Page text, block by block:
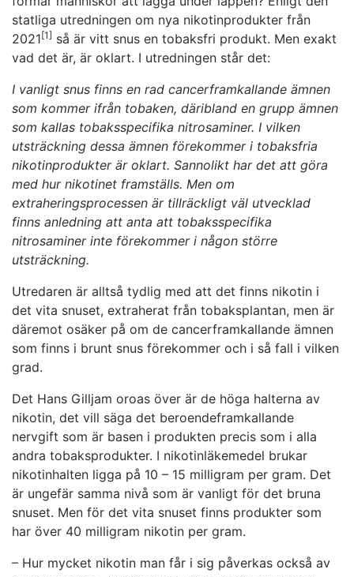
statliga utredningen om nya nikotinprodukter från
2021[1] så är vitt snus en tobaksfri produkt. Men exakt
vad det är, är oklart. I utredningen står det:
I vanligt snus finns en rad cancerframkallande ämnen
som kommer ifrån tobaken, däribland en grupp ämnen
som kallas tobaksspecifika nitrosaminer. I vilken
utsträckning dessa ämnen förekommer i tobaksfria
nikotinprodukter är oklart. Sannolikt har det att göra
med hur nikotinet framställs. Men om
extraheringsprocessen är tillräckligt väl utvecklad
finns anledning att anta att tobaksspecifika
nitrosaminer inte förekommer i någon större
utsträckning.
Utredaren är alltså tydlig med att det finns nikotin i
det vita snuset, extraherat från tobaksplantan, men är
däremot osäker på om de cancerframkallande ämnen
som finns i brunt snus förekommer och i så fall i vilken
grad.
Det Hans Gilljam oroas över är de höga halterna av
nikotin, det vill säga det beroendeframkallande
nervgift som är basen i produkten precis som i alla
andra tobaksprodukter. I nikotinläkemedel brukar
nikotinhalten ligga på 10 – 15 milligram per gram. Det
är ungefär samma nivå som är vanligt för det bruna
snuset. Men för det vita snuset finns produkter som
har över 40 milligram nikotin per gram.
– Hur mycket nikotin man får i sig påverkas också av